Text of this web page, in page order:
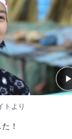
ト より
！